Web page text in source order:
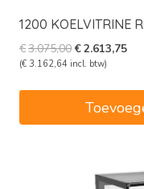
1200 KOELVITRINE
€3.075,00
prijs
€2.613,75
(€ 3.162,64 incl. btw)